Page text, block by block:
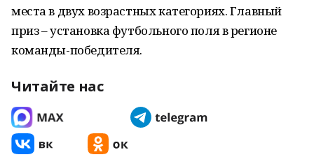
места в двух возрастных категориях. Главный
приз – установка футбольного поля в регионе
команды-победителя.
Читайте нас